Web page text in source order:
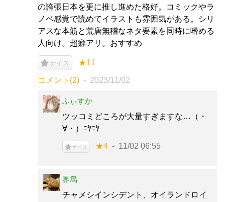
の誇張日本を更に推し進めた格好。コミックやラ
ノベ感覚で読めてイラストも雰囲気がある。シリ
アスな本筋と荒唐無稽なネタ要素を同時に嗜める
人向け。超癖アリ。おすすめ
ナイス ★11
コメント(2) 2023/11/02
ふぃすか
ツッコミどころが大量すぎますな…（・
∀・）ﾆﾔﾆﾔ
ナイス ★4 11/02 06:55
界烏
チャメシインシデント、オイランドロイ